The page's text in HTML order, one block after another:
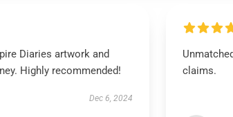
Diaries artwork and
Highly recommended!
Dec 6, 2024
claims.